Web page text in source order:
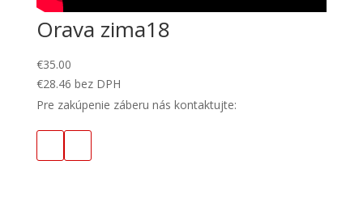
Orava zima18
€35.00
€28.46 bez DPH
Pre zakúpenie záberu nás kontaktujte: